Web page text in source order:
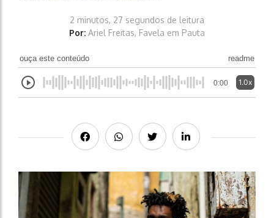
2 minutos, 27 segundos de leitura
Por: Ariel Freitas, Favela em Pauta
ouça este conteúdo readme
0:00 1.0x